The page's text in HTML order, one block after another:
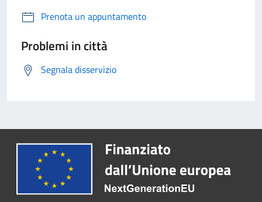
Prenota un appuntamento
Problemi in città
Segnala disservizio